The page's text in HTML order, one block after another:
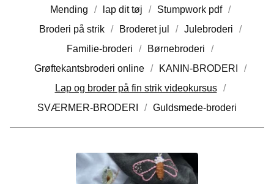
Mending
lap dit tøj
Stumpwork pdf
Broderi på strik
Broderet jul
Julebroderi
Familie-broderi
Børnebroderi
Grøftekantsbroderi online
KANIN-BRODERI
Lap og broder på fin strik videokursus
SVÆRMER-BRODERI
Guldsmede-broderi